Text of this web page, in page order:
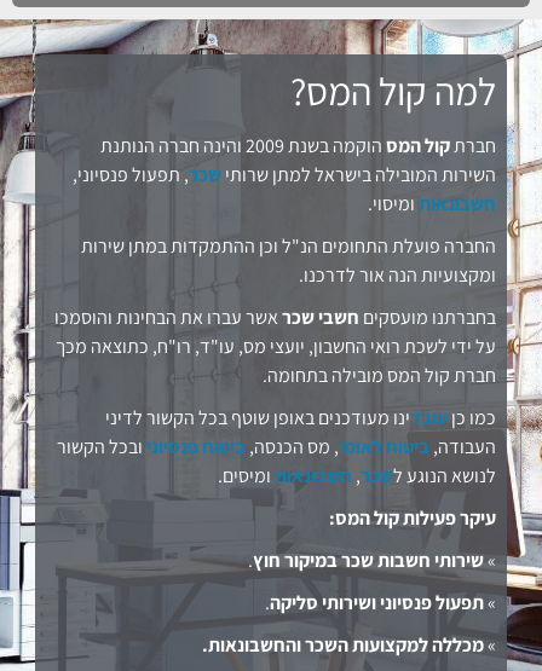
למה קול המס?
חברתקול המס
הוקמה בשנת 2009 והינה חברה הנותנת
השירות המובילה בישראל למתן שרותי שכר, תפעול פנסיוני,
חשבונאותומיסוי.
החברה פועלת התחומים הנ"ל וכן ההתמקדות במתן שירות
ומקצועיות הנה אור לדרכנו.
בחברתנו מועסקים חשבי שכראשר עברו את הבחינות והוסמכו
על ידי לשכת רואי החשבון, יועצי מס, עו"ד, רו"ח, כתוצאה מכך
חברת קול המס מובילה בתחומה.
כמו כןעובדינו מעודכנים באופן שוטף בכל הקשור לדיני
העבודה, ביטוח לאומי, מס הכנסה, ביטוח פנסיוניובכל הקשור
לנושא הנוגע לשכר, חשבונאותומיסים.
עיקר פעילות קול המס:
»שירותי חשבות שכר במיקור חוץ.
»תפעול פנסיוני ושירותי סליקה.
»מכללה למקצועות השכר והחשבונאות.